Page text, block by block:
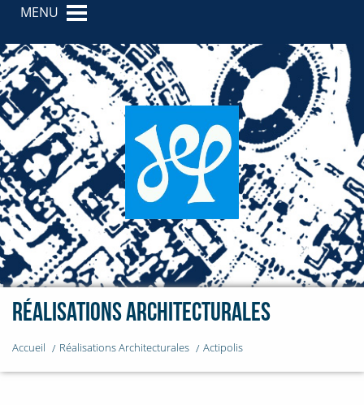
MENU
Réalisations Architecturales
Accueil Réalisations Architecturales Actipolis